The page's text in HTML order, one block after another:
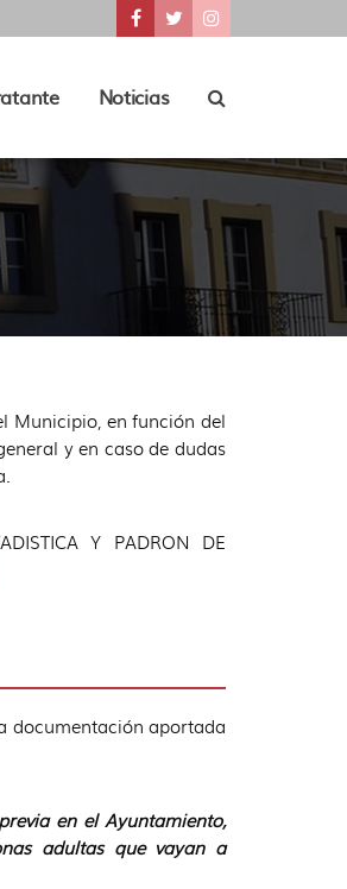
???
nuestra
página
???
nuestra
página
Noticias
Municipio, en función del
y en caso de dudas
Y PADRON DE
documentación aportada
en el Ayuntamiento,
adultas que vayan a